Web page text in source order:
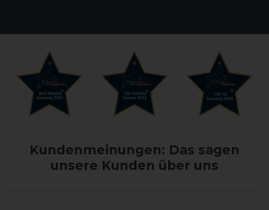
Kundenmeinungen: Das sagen
unsere Kunden über uns